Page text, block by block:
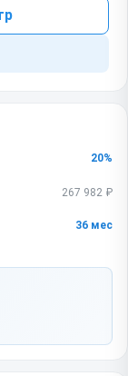
20%
267 982 ₽
36 мес